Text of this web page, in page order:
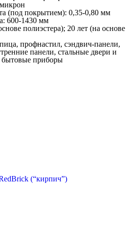
(под покрытием): 0,35-0,80 мм
600-1430 мм
полиэстера); 20 лет (на основе
профнастил, сэндвич-панели,
панели, стальные двери и
бытовые приборы
(“кирпич”)